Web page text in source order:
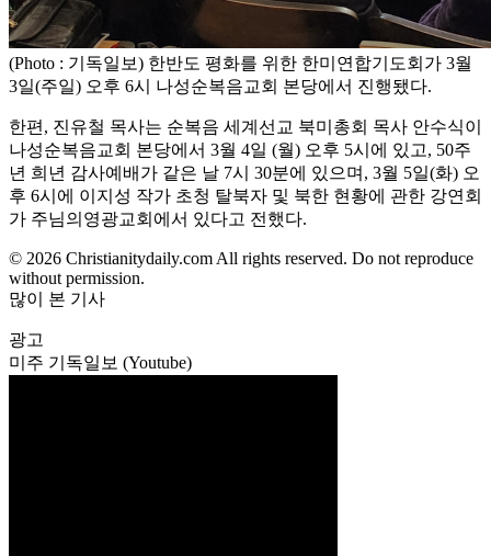
(Photo : 기독일보) 한반도 평화를 위한 한미연합기도회가 3월
3일(주일) 오후 6시 나성순복음교회 본당에서 진행됐다.
한편, 진유철 목사는 순복음 세계선교 북미총회 목사 안수식이
나성순복음교회 본당에서 3월 4일 (월) 오후 5시에 있고, 50주
년 희년 감사예배가 같은 날 7시 30분에 있으며, 3월 5일(화) 오
후 6시에 이지성 작가 초청 탈북자 및 북한 현황에 관한 강연회
가 주님의영광교회에서 있다고 전했다.
© 2026 Christianitydaily.com All rights reserved. Do not reproduce
without permission.
많이 본 기사
광고
미주 기독일보 (Youtube)